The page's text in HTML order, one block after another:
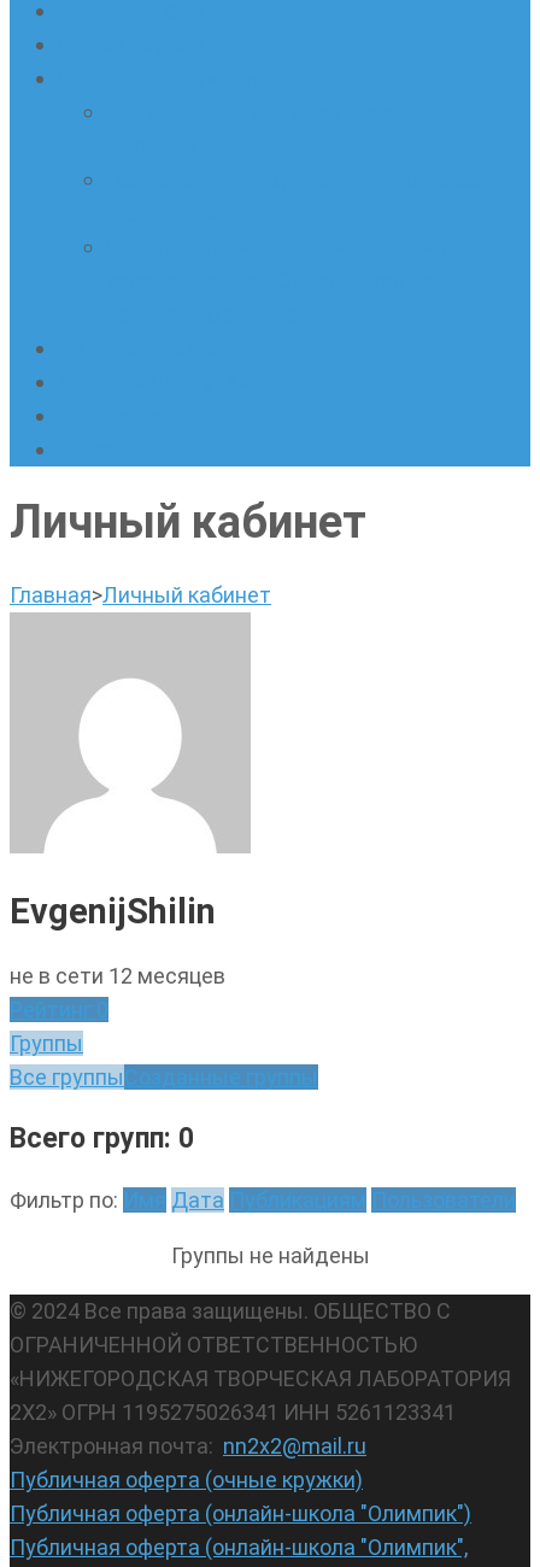
Личный кабинет
Главная>Личный кабинет
EvgenijShilin
не в сети 12 месяцев
Рейтинг 0
Группы
Все группыСозданные группы
Всего групп: 0
Фильтр по: Имя Дата Публикациям Пользователи
Группы не найдены
© 2024 Все права защищены. ОБЩЕСТВО С
ОГРАНИЧЕННОЙ ОТВЕТСТВЕННОСТЬЮ
«НИЖЕГОРОДСКАЯ ТВОРЧЕСКАЯ ЛАБОРАТОРИЯ
2Х2» ОГРН 1195275026341 ИНН 5261123341
Электронная почта: nn2x2@mail.ru
Публичная оферта (очные кружки)
Публичная оферта (онлайн-школа "Олимпик")
Публичная оферта (онлайн-школа "Олимпик",